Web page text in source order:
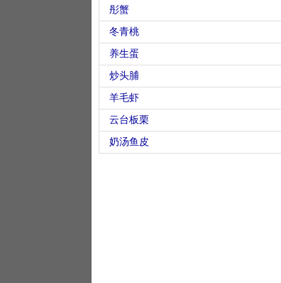
彤蟹
冬青桃
养生蛋
炒头脯
羊毛虾
云台板栗
奶汤鱼皮